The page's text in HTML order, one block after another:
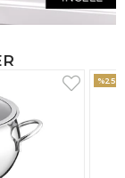
%33